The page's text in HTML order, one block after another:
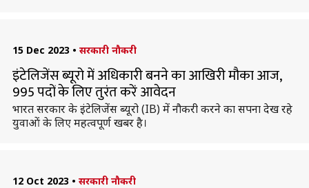
15 Dec 2023 • सरकारी नौकरी
इंटेलिजेंस ब्यूरो में अधिकारी बनने का आखिरी मौका आज,
995 पदों के लिए तुरंत करें आवेदन
भारत सरकार के इंटेलिजेंस ब्यूरो (IB) में नौकरी करने का सपना देख रहे
युवाओं के लिए महत्वपूर्ण खबर है।
12 Oct 2023 • सरकारी नौकरी